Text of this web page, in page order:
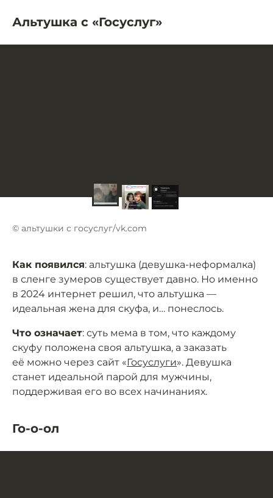
Альтушка с «Госуслуг»
© альтушки с госуслуг/vk.com
Как появился: альтушка (девушка-неформалка)
в сленге зумеров существует давно. Но именно
в 2024 интернет решил, что альтушка —
идеальная жена для скуфа, и… понеслось.
Что означает: суть мема в том, что каждому
скуфу положена своя альтушка, а заказать
её можно через сайт «Госуслуги». Девушка
станет идеальной парой для мужчины,
поддерживая его во всех начинаниях.
Го-о-ол